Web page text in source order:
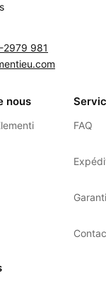
2979 981
nous
FAQ